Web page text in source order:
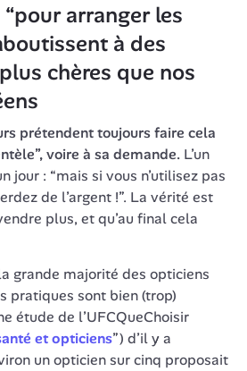
arranger les
à des
chères que nos
prétendent toujours faire cela
voire à sa demande. L’un
jour : “mais si vous n’utilisez pas
de l’argent !”. La vérité est
plus, et qu’au final cela
grande majorité des opticiens
pratiques sont bien (trop)
étude de l’UFCQueChoisir
et opticiens”) d’il y a
un opticien sur cinq proposait